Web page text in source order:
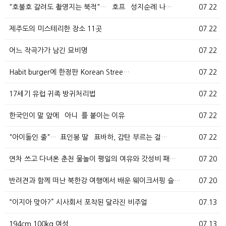
07.22
"호불호 갈려도 촬영지는 북적"… `호프` 성지순례 나…
07.22
제주도의 미스테리한 장소 11곳
07.22
어느 작곡가가 남긴 묘비명
07.22
Habit burger에 한정판 Korean Stree…
07.22
17세기 유럽 귀족 방귀처리법
07.22
한국인이 말 앞에 `아니`를 붙이는 이유
07.22
"아이돌인 줄"…`표인봉 딸` 표바하, 감탄 부르는 걸…
07.20
연차 쓰고 다녀온 춘천 물놀이 평일의 여유와 갓성비 패…
07.20
반려견과 함께 떠난 북한강 여행에서 배운 웨이크서핑 슬…
07.13
“이지아 맞아?” 시사회서 포착된 달라진 비주얼
07.13
194cm 100kg 여성.